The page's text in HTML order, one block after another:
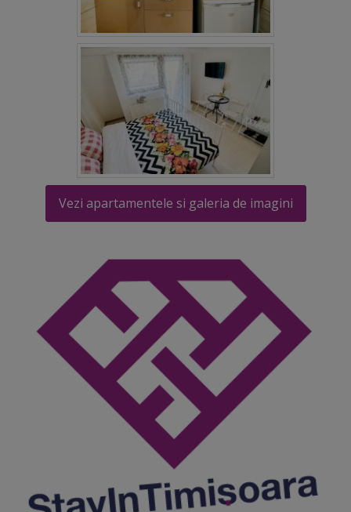
Vezi apartamentele si galeria de imagini